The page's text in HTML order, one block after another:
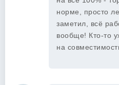
норме, просто
заметил, всё
вообще! Кто-то
на